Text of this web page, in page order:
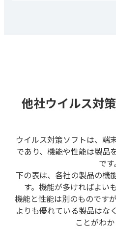
他社ウイルス対
ウイルス対策ソフトは、端
であり、機能や性能は製品
です。
下の表は、各社の製品の機
す。機能が多ければよい
機能と性能は別のものです
よりも優れている製品はな
ことがわか